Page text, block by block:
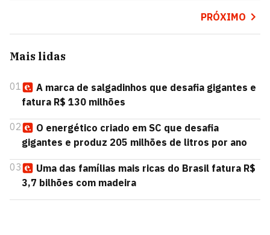
PRÓXIMO
Mais lidas
01
A marca de salgadinhos que desafia gigantes e
fatura R$ 130 milhões
02
O energético criado em SC que desafia
gigantes e produz 205 milhões de litros por ano
03
Uma das famílias mais ricas do Brasil fatura R$
3,7 bilhões com madeira